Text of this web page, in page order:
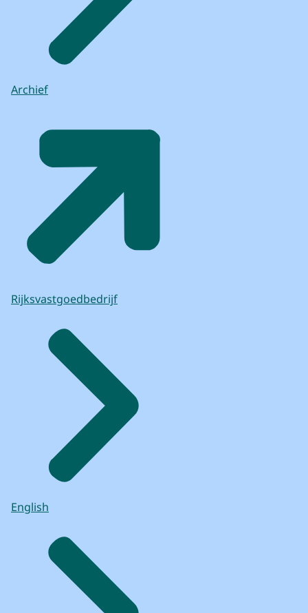
Archief
Rijksvastgoedbedrijf
English